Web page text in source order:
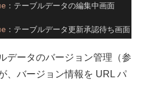
：テーブルデータの編集中画面
：テーブルデータ更新承認待ち画面
データのバージョン管理（参
、バージョン情報を URL パ